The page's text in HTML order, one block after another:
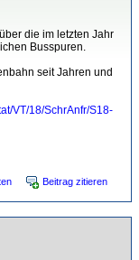
die im letzten Jahr
Busspuren.
seit Jahren und
VT/18/SchrAnfr/S18-
Beitrag zitieren